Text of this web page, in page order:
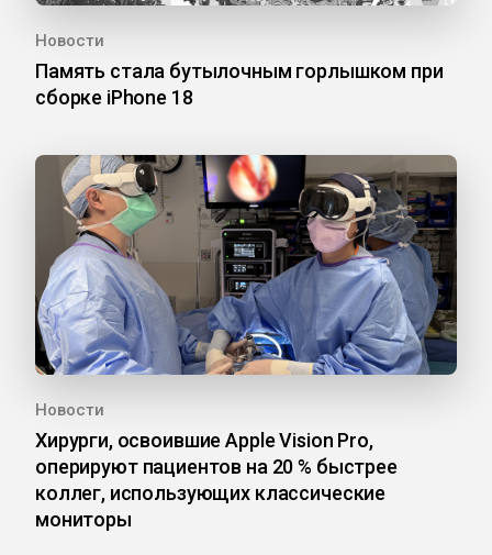
Новости
Память стала бутылочным горлышком при
сборке iPhone 18
Новости
Хирурги, освоившие Apple Vision Pro,
оперируют пациентов на 20 % быстрее
коллег, использующих классические
мониторы